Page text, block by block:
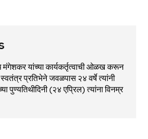
मंगेशकर यांच्या कार्यकर्तृत्वाची ओळख करून
प्रतिभेने जवळपास २४ वर्षे त्यांनी
पुण्यतिथीदिनी (२४ एप्रिल) त्यांना विनम्र